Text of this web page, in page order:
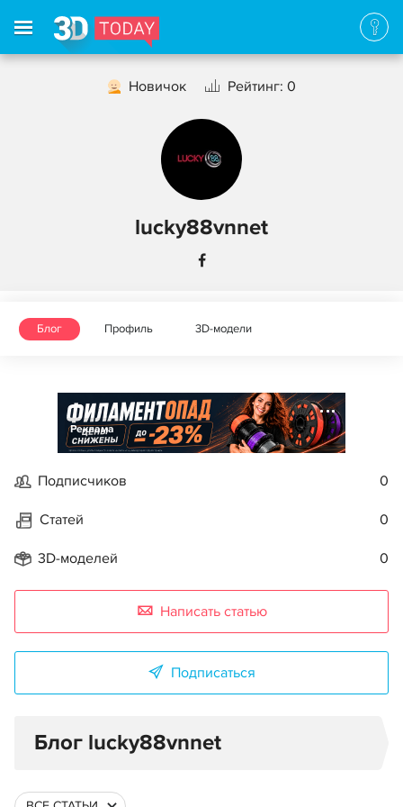
Новичок Рейтинг: 0
lucky88vnnet
Блог Профиль 3D-модели
Реклама
Подписчиков 0
Статей 0
3D-моделей 0
Написать статью
Подписаться
Блог lucky88vnnet